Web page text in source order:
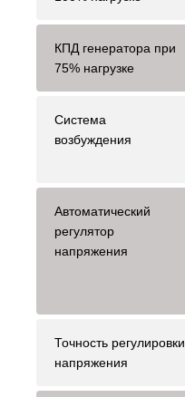
КПД генератора при
75% нагрузке
Система
возбуждения
Автоматический
регулятор
напряжения
Точность регулировки
напряжения